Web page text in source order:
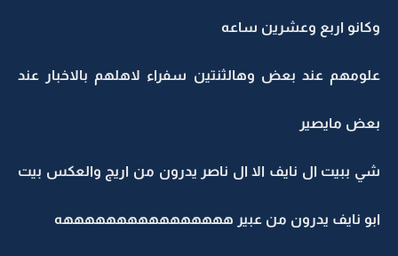
وكانو اربع وعشرين ساعه
علومهم عند بعض وهالثنتين سفراء لاهلهم بالاخبار عند
بعض مايصير
شي ببيت ال نايف الا ال ناصر يدرون من اريج والعكس بيت
ابو نايف يدرون من عبير ههههههههههههههههه